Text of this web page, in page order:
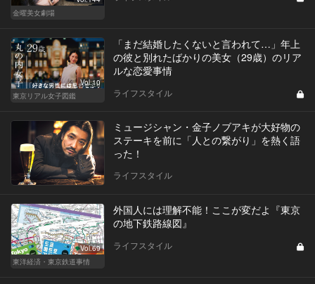
金曜美女劇場
Vol.10
東京リアル女子図鑑
「まだ結婚したくないと言われて…」年上
の彼と別れたばかりの美女（29歳）のリア
ルな恋愛事情
ライフスタイル
ミュージシャン・金子ノブアキが大好物の
ステーキを前に「人との繋がり」を熱く語
った！
ライフスタイル
Vol.69
東洋経済・東京鉄道事情
外国人には理解不能！ここが変だよ『東京
の地下鉄路線図』
ライフスタイル